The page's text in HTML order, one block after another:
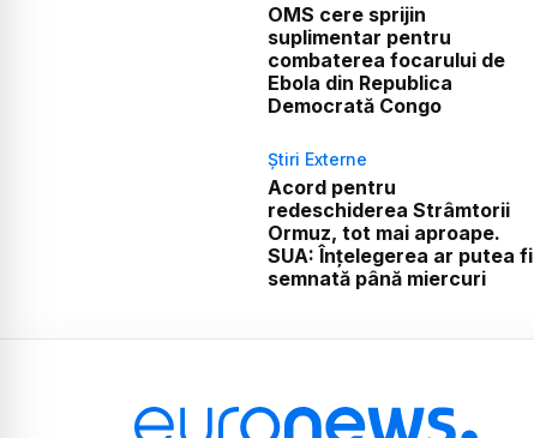
OMS cere sprijin
suplimentar pentru
combaterea focarului de
Ebola din Republica
Democrată Congo
Știri Externe
Acord pentru
redeschiderea Strâmtorii
Ormuz, tot mai aproape.
SUA: Înțelegerea ar putea fi
semnată până miercuri